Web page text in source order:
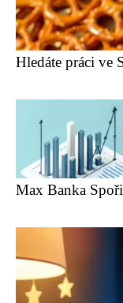
Hledáte práci ve
Max Banka